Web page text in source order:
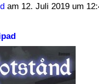
am 12. Juli 2019 um